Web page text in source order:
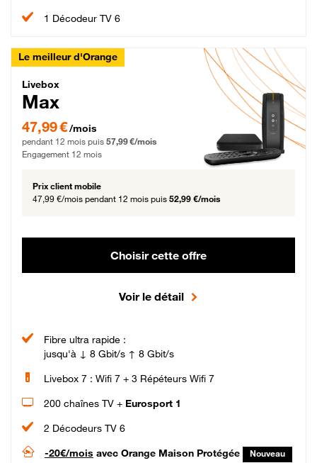
1 Décodeur TV 6
Le meilleur d'Orange
Livebox Max Fibre
Livebox
Max
47,99 € par mois pendant 12 mois puis 57,99 € par mois, Engagement 12 mois
47,99 €/mois
pendant 12 mois puis 57,99 €/mois
Engagement 12 mois
Prix client mobile
47,99 €/mois pendant 12 mois puis 52,99 €/mois
Choisir cette offre
Voir le détail
Fibre ultra rapide :
jusqu'à ↓ 8 Gbit/s ↑ 8 Gbit/s
Livebox 7 : Wifi 7 + 3 Répéteurs Wifi 7
200 chaînes TV + Eurosport 1
2 Décodeurs TV 6
-20€/mois avec Orange Maison Protégée Nouveau